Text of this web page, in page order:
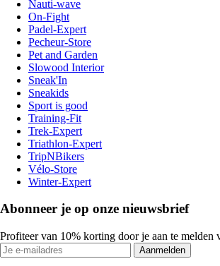
Nauti-wave
On-Fight
Padel-Expert
Pecheur-Store
Pet and Garden
Slowood Interior
Sneak'In
Sneakids
Sport is good
Training-Fit
Trek-Expert
Triathlon-Expert
TripNBikers
Vélo-Store
Winter-Expert
Abonneer je op onze nieuwsbrief
Profiteer van 10% korting door je aan te melden
Aanmelden